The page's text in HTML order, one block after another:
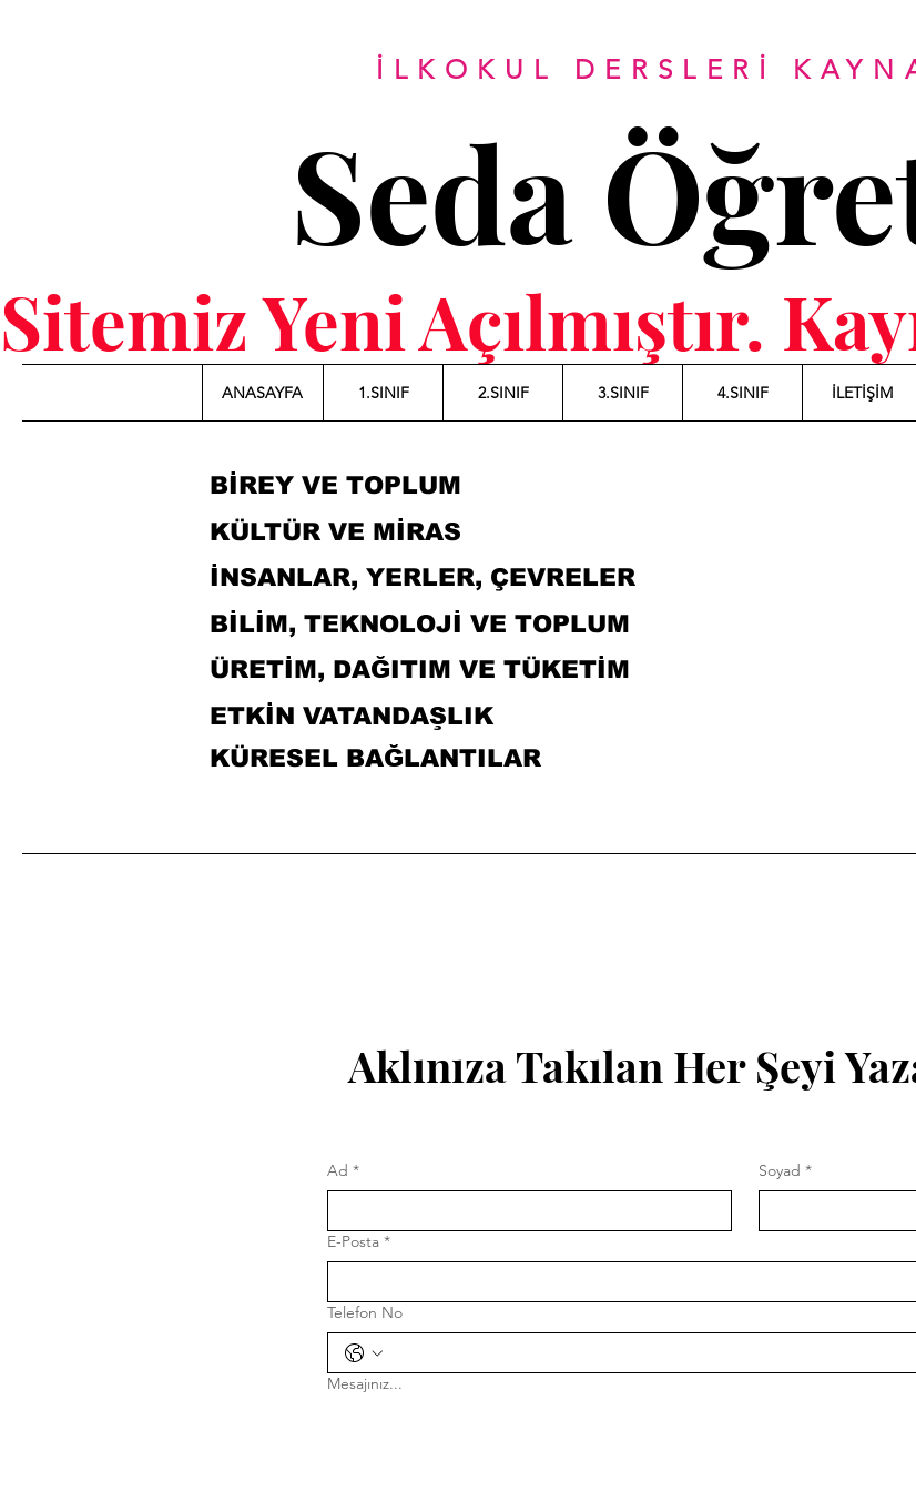
İLKOKUL DERSLERİ
Seda
Sitemiz Yeni Açılmıştır.
ANASAYFA 1.SINIF 2.SINIF 3.SINIF 4.SINIF İLETİŞİM
BİREY VE TOPLUM
KÜLTÜR VE MİRAS
İNSANLAR, YERLER, ÇEVRELER
BİLİM, TEKNOLOJİ VE TOPLUM
ÜRETİM, DAĞITIM VE TÜKETİM
ETKİN VATANDAŞLIK
KÜRESEL BAĞLANTILAR
Aklınıza Takılan Her Şeyi
Ad * Soyad *
E-Posta *
Telefon No
Mesajınız...